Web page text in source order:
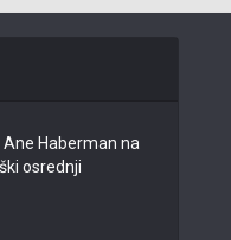
Haberman na
osrednji